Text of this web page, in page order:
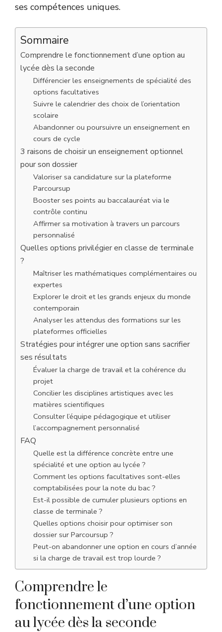
ses compétences uniques.
Sommaire
Comprendre le fonctionnement d’une option au
lycée dès la seconde
Différencier les enseignements de spécialité des
options facultatives
Suivre le calendrier des choix de l’orientation
scolaire
Abandonner ou poursuivre un enseignement en
cours de cycle
3 raisons de choisir un enseignement optionnel
pour son dossier
Valoriser sa candidature sur la plateforme
Parcoursup
Booster ses points au baccalauréat via le
contrôle continu
Affirmer sa motivation à travers un parcours
personnalisé
Quelles options privilégier en classe de terminale
?
Maîtriser les mathématiques complémentaires ou
expertes
Explorer le droit et les grands enjeux du monde
contemporain
Analyser les attendus des formations sur les
plateformes officielles
Stratégies pour intégrer une option sans sacrifier
ses résultats
Évaluer la charge de travail et la cohérence du
projet
Concilier les disciplines artistiques avec les
matières scientifiques
Consulter l’équipe pédagogique et utiliser
l’accompagnement personnalisé
FAQ
Quelle est la différence concrète entre une
spécialité et une option au lycée ?
Comment les options facultatives sont-elles
comptabilisées pour la note du bac ?
Est-il possible de cumuler plusieurs options en
classe de terminale ?
Quelles options choisir pour optimiser son
dossier sur Parcoursup ?
Peut-on abandonner une option en cours d’année
si la charge de travail est trop lourde ?
Comprendre le
fonctionnement d’une option
au lycée dès la seconde